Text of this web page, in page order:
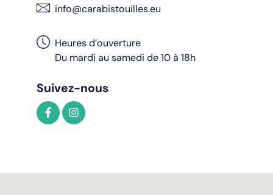
info@carabistouilles.eu
Heures d’ouverture
Du mardi au samedi de 10 à 18h
Suivez-nous